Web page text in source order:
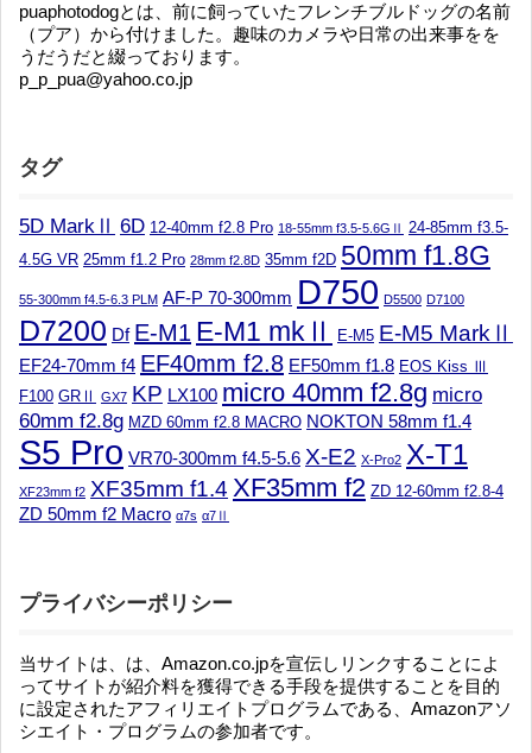
puaphotodogとは、前に飼っていたフレンチブルドッグの名前
（プア）から付けました。趣味のカメラや日常の出来事をを
うだうだと綴っております。
p_p_pua@yahoo.co.jp
タグ
5D MarkⅡ 6D 12-40mm f2.8 Pro 18-55mm f3.5-5.6GⅡ 24-85mm f3.5-
4.5G VR 25mm f1.2 Pro 28mm f2.8D 35mm f2D 50mm f1.8G
55-300mm f4.5-6.3 PLM AF-P 70-300mm D750 D5500 D7100
D7200 Df E-M1 E-M1 mkⅡ E-M5 E-M5 MarkⅡ
EF24-70mm f4 EF40mm f2.8 EF50mm f1.8 EOS Kiss Ⅲ
F100 GRⅡ GX7 KP LX100 micro 40mm f2.8g micro
60mm f2.8g MZD 60mm f2.8 MACRO NOKTON 58mm f1.4
S5 Pro VR70-300mm f4.5-5.6 X-E2 X-Pro2 X-T1
XF23mm f2 XF35mm f1.4 XF35mm f2 ZD 12-60mm f2.8-4
ZD 50mm f2 Macro α7s α7Ⅱ
プライバシーポリシー
当サイトは、は、Amazon.co.jpを宣伝しリンクすることによ
ってサイトが紹介料を獲得できる手段を提供することを目的
に設定されたアフィリエイトプログラムである、Amazonアソ
シエイト・プログラムの参加者です。